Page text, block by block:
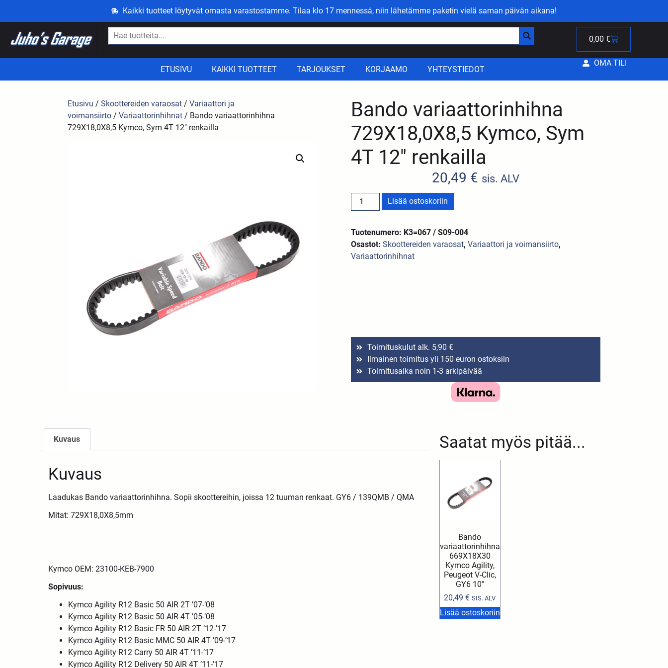
Kaikki tuotteet löytyvät omasta varastostamme. Tilaa klo 17 mennessä, niin lähetämme paketin vielä saman päivän aikana!
0,00 €
ETUSIVU KAIKKI TUOTTEET TARJOUKSET KORJAAMO YHTEYSTIEDOT
OMA TILI
Etusivu /Skoottereiden varaosat /Variaattori ja
voimansiirto /Variaattorinhihnat / Bando variaattorinhihna
729X18,0X8,5 Kymco, Sym 4T 12″ renkailla
Bando variaattorinhihna
729X18,0X8,5 Kymco, Sym
4T 12″ renkailla
20,49 € sis. ALV
Lisää ostoskoriin
Tuotenumero: K3=067 / S09-004
Osastot:Skoottereiden varaosat,Variaattori ja voimansiirto,
Variaattorinhihnat
Toimituskulut alk. 5,90 €
Ilmainen toimitus yli 150 euron ostoksiin
Toimitusaika noin 1-3 arkipäivää
Saatat myös pitää...
Bando
variaattorinhihna
669X18X30
Kymco Agility,
Peugeot V-Clic,
GY6 10″
20,49€ SIS. ALV
Lisää ostoskoriin
Kuvaus
Kuvaus
Laadukas Bando variaattorinhihna. Sopii skoottereihin, joissa 12 tuuman renkaat. GY6 / 139QMB / QMA
Mitat: 729X18,0X8,5mm
Kymco OEM: 23100-KEB-7900
Sopivuus:
Kymco Agility R12 Basic 50 AIR 2T ’07-’08
Kymco Agility R12 Basic 50 AIR 4T ’05-’08
Kymco Agility R12 Basic FR 50 AIR 2T ’12-’17
Kymco Agility R12 Basic MMC 50 AIR 4T ’09-’17
Kymco Agility R12 Carry 50 AIR 4T ’11-’17
Kymco Agility R12 Delivery 50 AIR 4T ’11-’17